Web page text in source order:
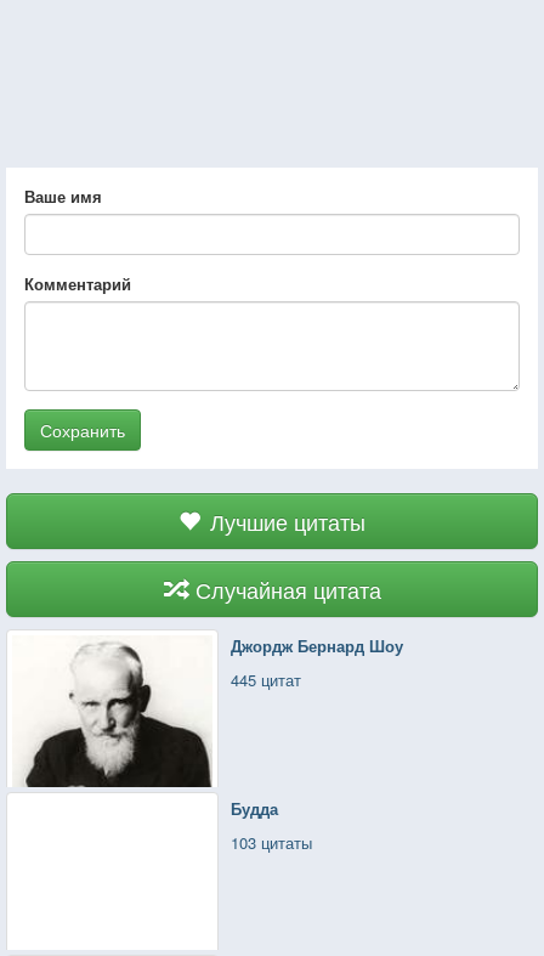
Ваше имя
Комментарий
Сохранить
Лучшие цитаты
Случайная цитата
Джордж Бернард Шоу
445 цитат
Будда
103 цитаты